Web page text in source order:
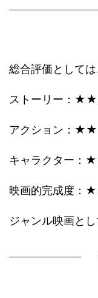
総合評価としては
ストーリー：
アクション：
キャラクター
映画的完成度
ジャンル映画と